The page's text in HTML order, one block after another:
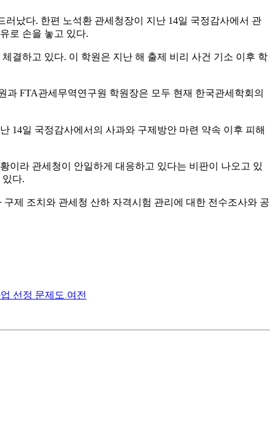
러났다. 한편 노석환 관세청장이 지난 14일 국정감사에서 관
로 손을 놓고 있다.
체결하고 있다. 이 학원은 지난 해 출제 비리 사건 기소 이후 학
과 FTA관세무역연구원 학원장은 모두 현재 한국관세학회의
14일 국정감사에서의 사과와 구제방안 마련 약속 이후 피해
이라 관세청이 안일하게 대응하고 있다는 비판이 나오고 있
있다.
구제 조치와 관세청 산하 자격시험 관리에 대한 전수조사와 공
선정 문제도 여전